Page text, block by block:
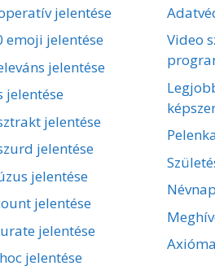
jelentése
emoji jelentése
jelentése
jelentése
jelentése
jelentése
jelentése
jelentése
jelentése
jelentése
Video